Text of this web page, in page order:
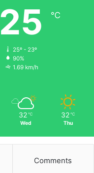
25 ℃
25º - 23º
90%
1.69 km/h
32 ℃
Wed
32 ℃
Thu
Comments